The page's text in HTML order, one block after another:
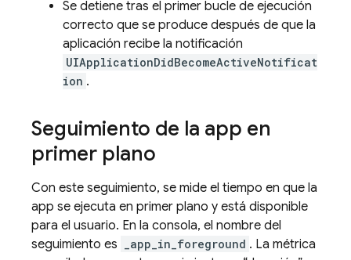
Se detiene tras el primer bucle de ejecución
correcto que se produce después de que la
aplicación recibe la notificación
UIApplicationDidBecomeActiveNotificat
ion .
Seguimiento de la app en
primer plano
Con este seguimiento, se mide el tiempo en que la
app se ejecuta en primer plano y está disponible
para el usuario. En la consola, el nombre del
seguimiento es
_app_in_foreground . La métrica